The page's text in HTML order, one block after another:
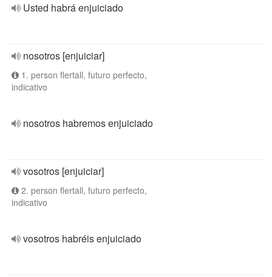
Usted habrá enjuiciado
nosotros [enjuiciar]
1. person flertall, futuro perfecto,
indicativo
nosotros habremos enjuiciado
vosotros [enjuiciar]
2. person flertall, futuro perfecto,
indicativo
vosotros habréis enjuiciado